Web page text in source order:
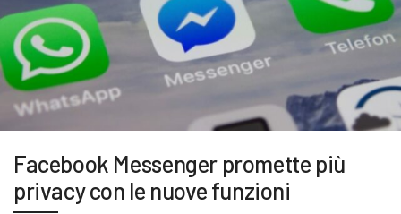
Facebook Messenger promette più
privacy con le nuove funzioni